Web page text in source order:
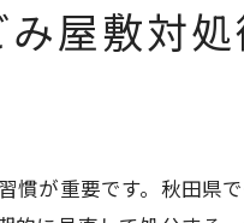
屋敷対処
が重要です。秋田県